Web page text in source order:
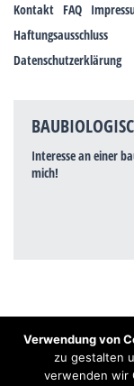
Kontakt FAQ
Haftungsausschluss
Datenschutzerklärung
Interesse an einer
mich!
Hinweis: Trotz
Elektrosmog und
praktischen
Verwendung von
zu gestalten
verwenden wir